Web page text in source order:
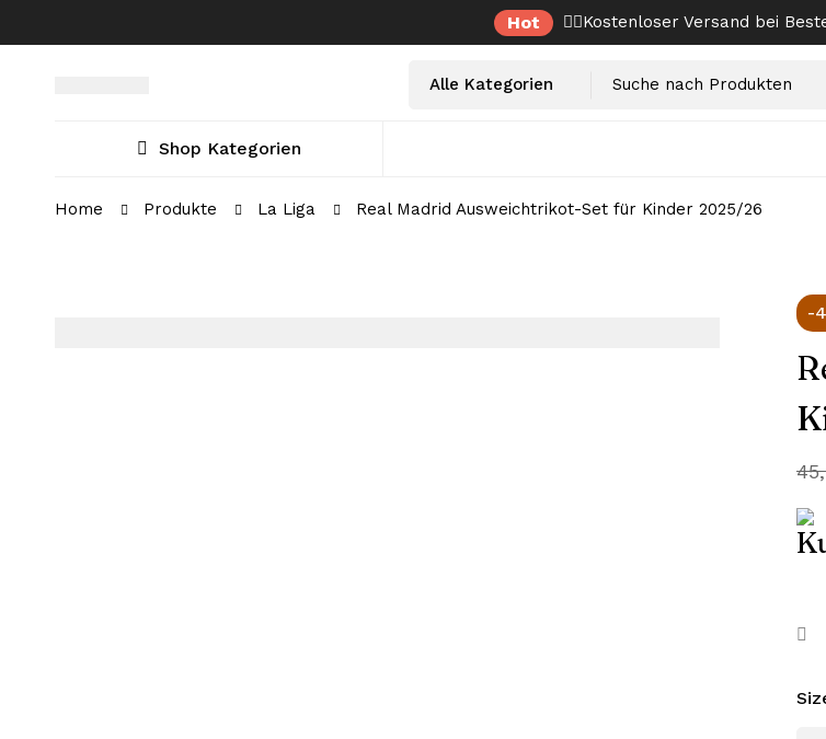
Hot ✌🏼Kostenloser Versand bei
Shop Kategorien
Home Produkte La Liga Real Madrid Ausweichtrikot-Set für Kinder 2025/26
-